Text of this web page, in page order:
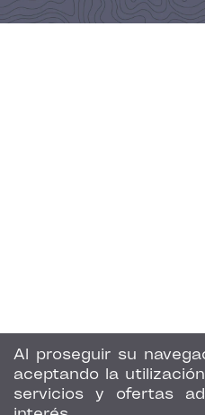
Al proseguir su
aceptando la
servicios y ofertas